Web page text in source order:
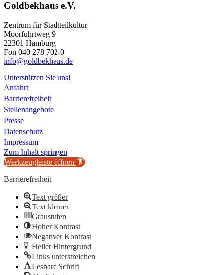
Goldbekhaus e.V.
Zentrum für Stadtteilkultur
Moorfuhrtweg 9
22301 Hamburg
Fon 040 278 702-0
info@goldbekhaus.de
Unterstützen Sie uns!
Anfahrt
Barrierefreiheit
Stellenangebote
Presse
Datenschutz
Impressum
Zum Inhalt springen
Werkzeugleiste öffnen
Barrierefreiheit
Text größer
Text kleiner
Graustufen
Hoher Kontrast
Negativer Kontrast
Heller Hintergrund
Links unterstreichen
Lesbare Schrift